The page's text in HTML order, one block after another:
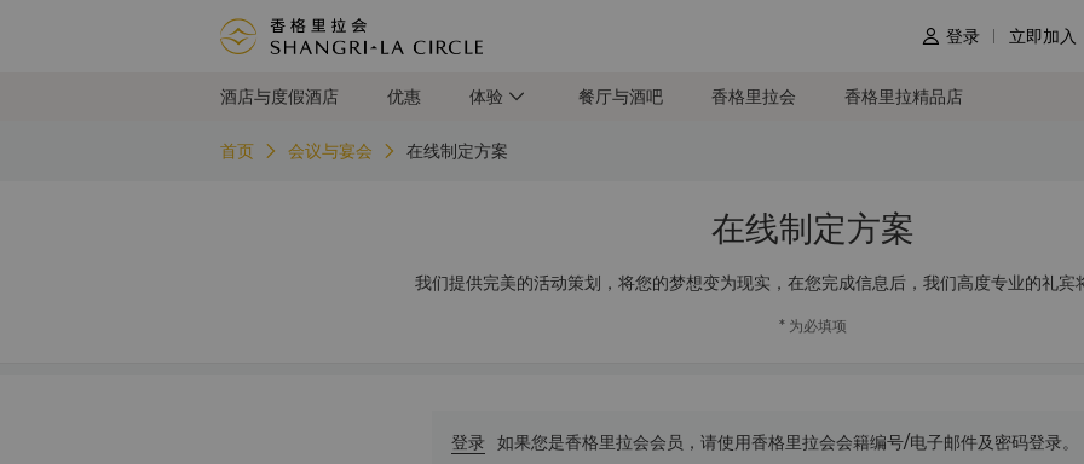
 登录 立即加入
酒店与度假酒店 优惠 体验 餐厅与酒吧 香格里拉会 香格里拉精品店
首页 会议与宴会 在线制定方案
在线制定方案
我们提供完美的活动策划，将您的梦想变为现实，在您完成信息后，我们高度专业的礼宾
* 为必填项
登录 如果您是香格里拉会会员，请使用香格里拉会会籍编号/电子邮件及密码登录。